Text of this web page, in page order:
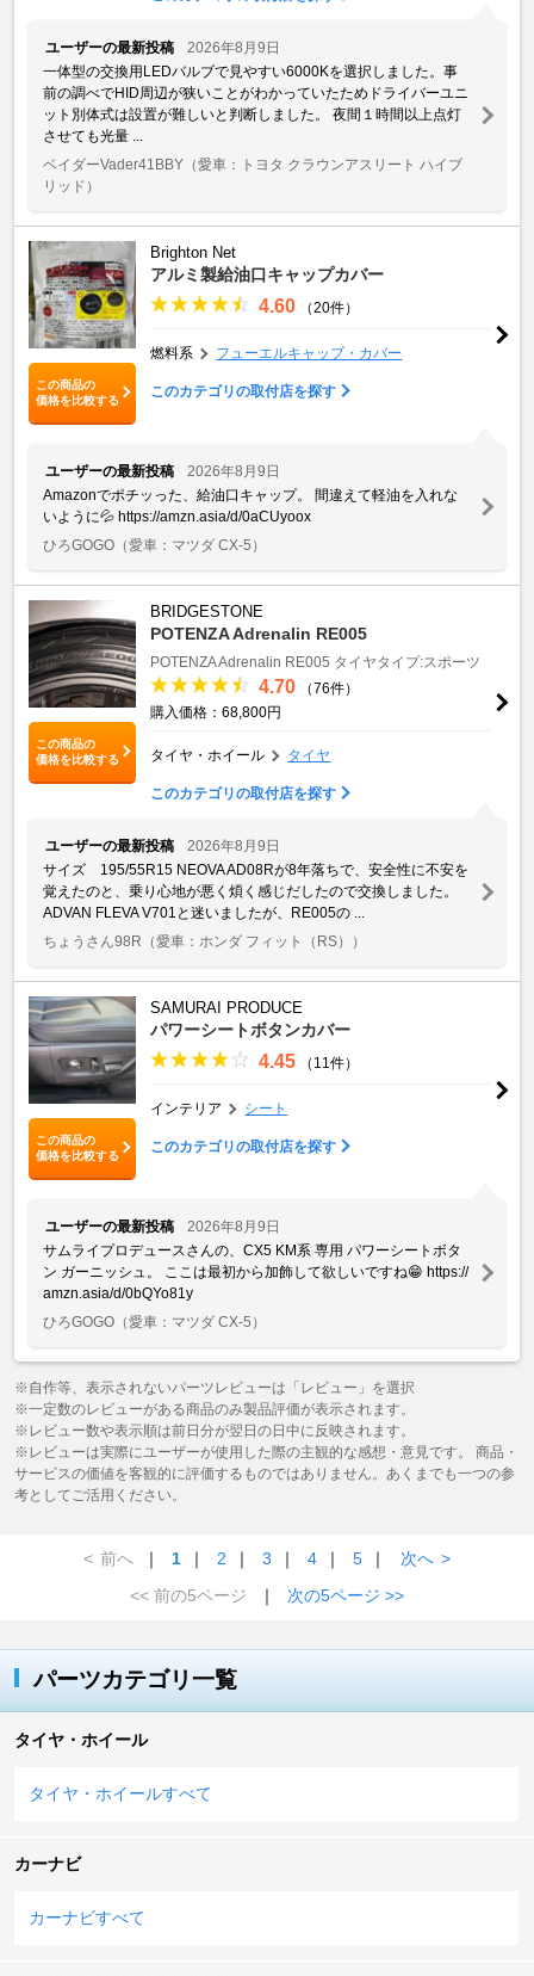
ユーザーの最新投稿
2026年8月9日
一体型の交換用LEDバルブで見やすい6000Kを選択しました。事
前の調べでHID周辺が狭いことがわかっていたためドライバーユニ
ット別体式は設置が難しいと判断しました。 夜間１時間以上点灯
させても光量 ...
ベイダーVader41BBY （愛車：トヨタ クラウンアスリート ハイブ
リッド）
この商品の
価格を比較する
Brighton Net
アルミ製給油口キャップカバー
4.60 （20件）
燃料系 フューエルキャップ・カバー
このカテゴリの取付店を探す
ユーザーの最新投稿
2026年8月9日
Amazonでポチッった、給油口キャップ。 間違えて軽油を入れな
いように💦 https://amzn.asia/d/0aCUyoox
ひろGOGO （愛車：マツダ CX-5）
この商品の
価格を比較する
BRIDGESTONE
POTENZA Adrenalin RE005
POTENZA Adrenalin RE005 タイヤタイプ:スポーツ
4.70
（76件）
購入価格：68,800円
タイヤ・ホイール タイヤ
このカテゴリの取付店を探す
ユーザーの最新投稿
2026年8月9日
サイズ 195/55R15 NEOVA AD08Rが8年落ちで、安全性に不安を
覚えたのと、乗り心地が悪く煩く感じだしたので交換しました。
ADVAN FLEVA V701と迷いましたが、RE005の ...
ちょうさん98R （愛車：ホンダ フィット（RS））
この商品の
価格を比較する
SAMURAI PRODUCE
パワーシートボタンカバー
4.45 （11件）
インテリア シート
このカテゴリの取付店を探す
ユーザーの最新投稿
2026年8月9日
サムライプロデュースさんの、CX5 KM系 専用 パワーシートボタ
ン ガーニッシュ。 ここは最初から加飾して欲しいですね😁 https://
amzn.asia/d/0bQYo81y
ひろGOGO （愛車：マツダ CX-5）
※自作等、表示されないパーツレビューは「レビュー」を選択
※一定数のレビューがある商品のみ製品評価が表示されます。
※レビュー数や表示順は前日分が翌日の日中に反映されます。
※レビューは実際にユーザーが使用した際の主観的な感想・意見です。 商品・
サービスの価値を客観的に評価するものではありません。あくまでも一つの参
考としてご活用ください。
< 前へ ｜ 1 ｜ 2 ｜ 3 ｜ 4 ｜ 5 ｜ 次へ >
<< 前の5ページ
｜ 次の5ページ >>
パーツカテゴリ一覧
タイヤ・ホイール
タイヤ・ホイールすべて
カーナビ
カーナビすべて